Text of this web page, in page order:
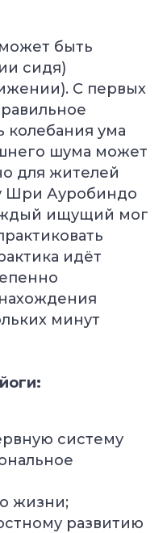
быть
сидя)
С первых
колебания ума
шума может
для жителей
Шри Ауробиндо
ищущий мог
идёт
минут
систему
жизни;
развитию
₽